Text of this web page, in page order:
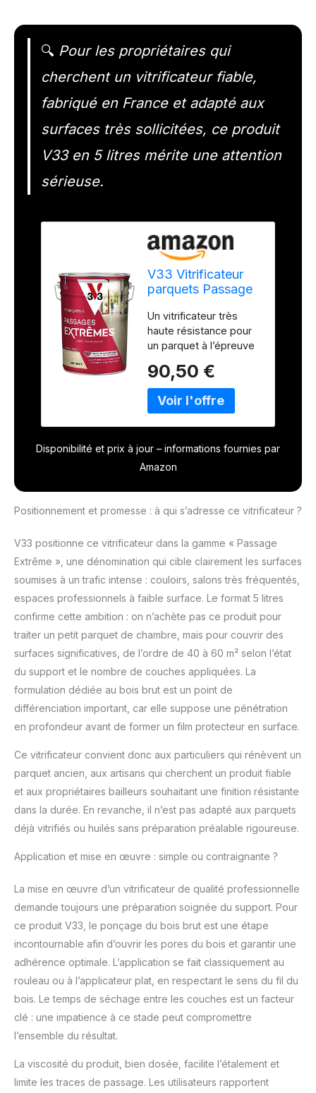
🔍 Pour les propriétaires qui
cherchent un vitrificateur fiable,
fabriqué en France et adapté aux
surfaces très sollicitées, ce produit
V33 en 5 litres mérite une attention
sérieuse.
V33 Vitrificateur
parquets Passage
5L
Un vitrificateur très
haute résistance pour
un parquet à l’épreuve
qualité,
particulièrement
adapté aux pièces à
(talons, valises, jouets
d’enfants ), et valorise
bois BOUCLIER ANTI-
RAYURE : La garantie
protection grâce à
l’alliance d’une résine
hautes performances
et à des billes de
céramique.
PROTECTION LONGUE
extrêmes contre les
chocs, les passages
répétés et les taches.
ENTRETIEN FACILITÉ :
Destiné aux parquets,
planchers, escaliers en
d’essence européenne
ou exotique. Idéal pour
les sols domestiques
fortement sollicités :
entrées, couloirs,
séjours. Compatible
chauffage au sol.
non adapté aux
parquets en bois
foncés Les teintes
colorées (blanc
nordique et gris patiné)
sont particulièrement
adaptées aux parquets
bruts en pin ou sapin
Rendement : 1L = +/-
10m² Sec au toucher :
Temps de séchage
complet : 24h
90,50 €
Disponibilité et prix à jour – informations fournies par
Amazon
Positionnement et promesse : à qui s’adresse ce vitrificateur ?
V33 positionne ce vitrificateur dans la gamme « Passage
Extrême », une dénomination qui cible clairement les surfaces
soumises à un trafic intense : couloirs, salons très fréquentés,
espaces professionnels à faible surface. Le format 5 litres
confirme cette ambition : on n’achète pas ce produit pour
traiter un petit parquet de chambre, mais pour couvrir des
surfaces significatives, de l’ordre de 40 à 60 m² selon l’état
du support et le nombre de couches appliquées. La
formulation dédiée au bois brut est un point de
différenciation important, car elle suppose une pénétration
en profondeur avant de former un film protecteur en surface.
Ce vitrificateur convient donc aux particuliers qui rénèvent un
parquet ancien, aux artisans qui cherchent un produit fiable
et aux propriétaires bailleurs souhaitant une finition résistante
dans la durée. En revanche, il n’est pas adapté aux parquets
déjà vitrifiés ou huilés sans préparation préalable rigoureuse.
Application et mise en œuvre : simple ou contraignante ?
La mise en œuvre d’un vitrificateur de qualité professionnelle
demande toujours une préparation soignée du support. Pour
ce produit V33, le ponçage du bois brut est une étape
incontournable afin d’ouvrir les pores du bois et garantir une
adhérence optimale. L’application se fait classiquement au
rouleau ou à l’applicateur plat, en respectant le sens du fil du
bois. Le temps de séchage entre les couches est un facteur
clé : une impatience à ce stade peut compromettre
l’ensemble du résultat.
La viscosité du produit, bien dosée, facilite l’étalement et
limite les traces de passage. Les utilisateurs rapportent